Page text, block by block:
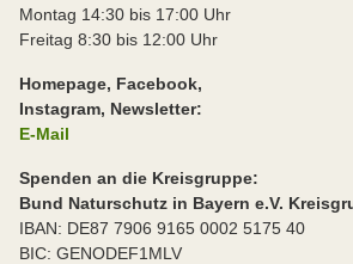
Montag 14:30 bis 17:00 Uhr
Freitag 8:30 bis 12:00 Uhr
Homepage, Facebook,
Instagram, Newsletter:
E-Mail
Spenden an die Kreisgruppe:
Bund Naturschutz in Bayern e.V.
IBAN: DE87 7906 9165 0002 5175 40
BIC: GENODEF1MLV